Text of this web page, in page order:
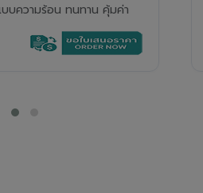
ามร้อนรุ่นท็อป ความเร็วสูง